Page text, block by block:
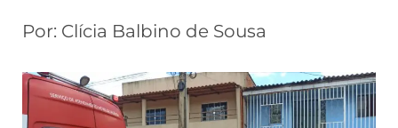
Por: Clícia Balbino de Sousa